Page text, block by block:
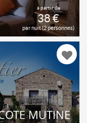
à partir de
38 €
par nuit (2 personnes)
MUTINE